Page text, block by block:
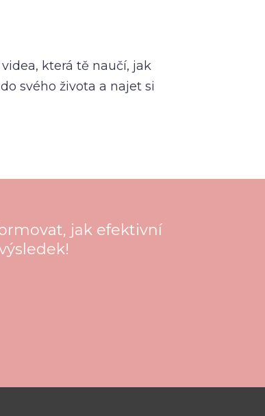
která tě naučí, jak
svého života a najet si
jak efektivní